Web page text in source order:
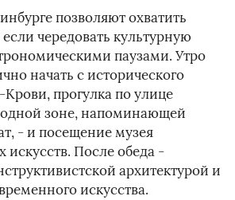
позволяют охватить
чередовать культурную
паузами. Утро
начать с исторического
прогулка по улице
зоне, напоминающей
- и посещение музея
искусств. После обеда -
архитектурой и
искусства.